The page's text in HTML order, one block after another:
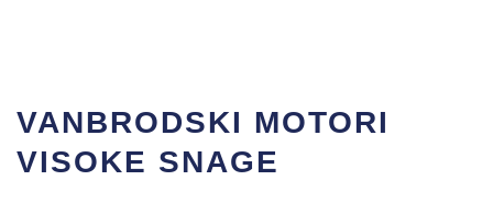
VANBRODSKI MOTORI
VISOKE SNAGE